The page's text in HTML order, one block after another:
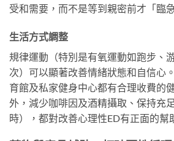
受和需要，而不是等到親密前才「臨
生活方式調整
規律運動（特別是有氧運動如跑步、
次）可以顯著改善情緒狀態和自信心
育館及私家健身中心都有合理收費的
外，減少咖啡因及酒精攝取、保持充
時），都對改善心理性ED有正面的幫